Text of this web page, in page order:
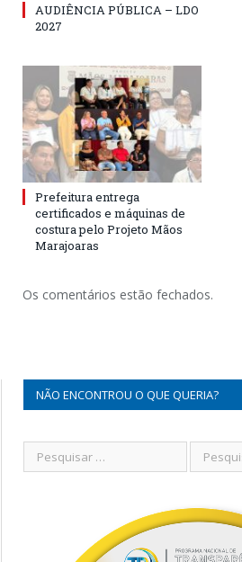
AUDIÊNCIA PÚBLICA – LDO
2027
Prefeitura entrega
certificados e máquinas de
costura pelo Projeto Mãos
Marajoaras
Os comentários estão fechados.
NÃO ENCONTROU O QUE QUERIA?